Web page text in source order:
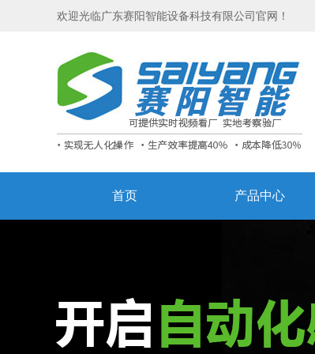
欢迎光临广东赛阳智能设备科技有限公司官网！
首页 产品中心